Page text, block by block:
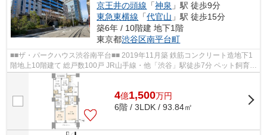
京王井の頭線 「神泉 」駅 徒歩9分
東急東横線 「代官山 」駅 徒歩15分
築6年 / 10階建 地下1階
東京都渋谷区南平台町
■■ザ・パークハウス渋谷南平台■■ 2019年11月築 鉄筋コンクリート造地下1
階地上10階建て 総戸数100戸 JR山手線・他「渋谷」駅徒歩7分 ペット飼育可
能 オートロック 宅配ボックス完備...
4億1,500万円
6階 / 3LDK / 93.84㎡